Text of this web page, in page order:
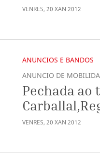
VENRES,20 XAN 2012
ANUNCIOS E BANDOS
ANUNCIO DE
Pechada ao
VENRES,20 XAN 2012